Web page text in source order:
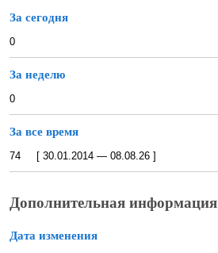
За сегодня
0
За неделю
0
За все время
74 [ 30.01.2014 — 08.08.26 ]
Дополнительная информация
Дата изменения